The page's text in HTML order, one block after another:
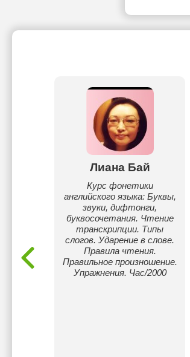
Лиана Бай
Курс фонетики
английского языка: Буквы,
звуки, дифтонги,
буквосочетания. Чтение
транскрипции. Типы
слогов. Ударение в слове.
Правила чтения.
Правильное произношение.
Упражнения. Час/2000